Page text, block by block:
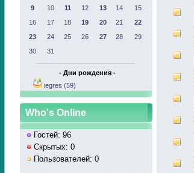
9
10 11 12 13 14
15
16
17 18 19 20 21
22
23
24 25 26 27 28
29
30
31
- Дни рождения -
iegres (59)
Who's Online
Гостей: 96
Скрытых: 0
Пользователей: 0